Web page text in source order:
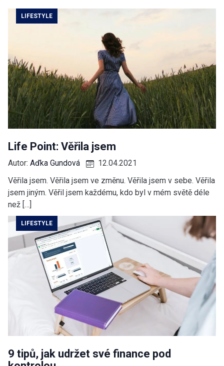
LIFESTYLE
Life Point: Věřila jsem
Autor: Aďka Gundová
12.04.2021
Věřila jsem. Věřila jsem ve změnu. Věřila jsem v sebe. Věřila
jsem jiným. Věřil jsem každému, kdo byl v mém světě déle
než […]
LIFESTYLE
9 tipů, jak udržet své finance pod